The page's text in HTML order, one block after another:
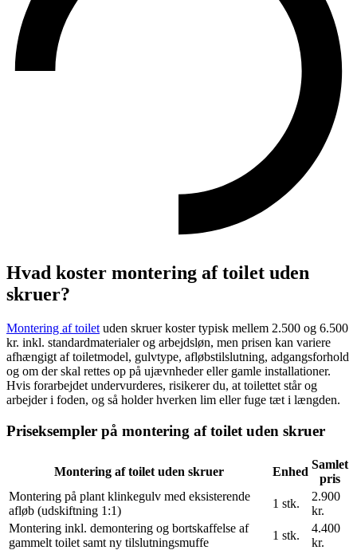
Hvad koster montering af toilet uden
skruer?
Montering af toilet uden skruer koster typisk mellem 2.500 og 6.500
kr. inkl. standardmaterialer og arbejdsløn, men prisen kan variere
afhængigt af toiletmodel, gulvtype, afløbstilslutning, adgangsforhold
og om der skal rettes op på ujævnheder eller gamle installationer.
Hvis forarbejdet undervurderes, risikerer du, at toilettet står og
arbejder i foden, og så holder hverken lim eller fuge tæt i længden.
Priseksempler på montering af toilet uden skruer
Montering af toilet uden skruer Enhed
Samlet
pris
Montering på plant klinkegulv med eksisterende
afløb (udskiftning 1:1)
1 stk.
2.900
kr.
Montering inkl. demontering og bortskaffelse af
gammelt toilet samt ny tilslutningsmuffe
1 stk.
4.400
kr.